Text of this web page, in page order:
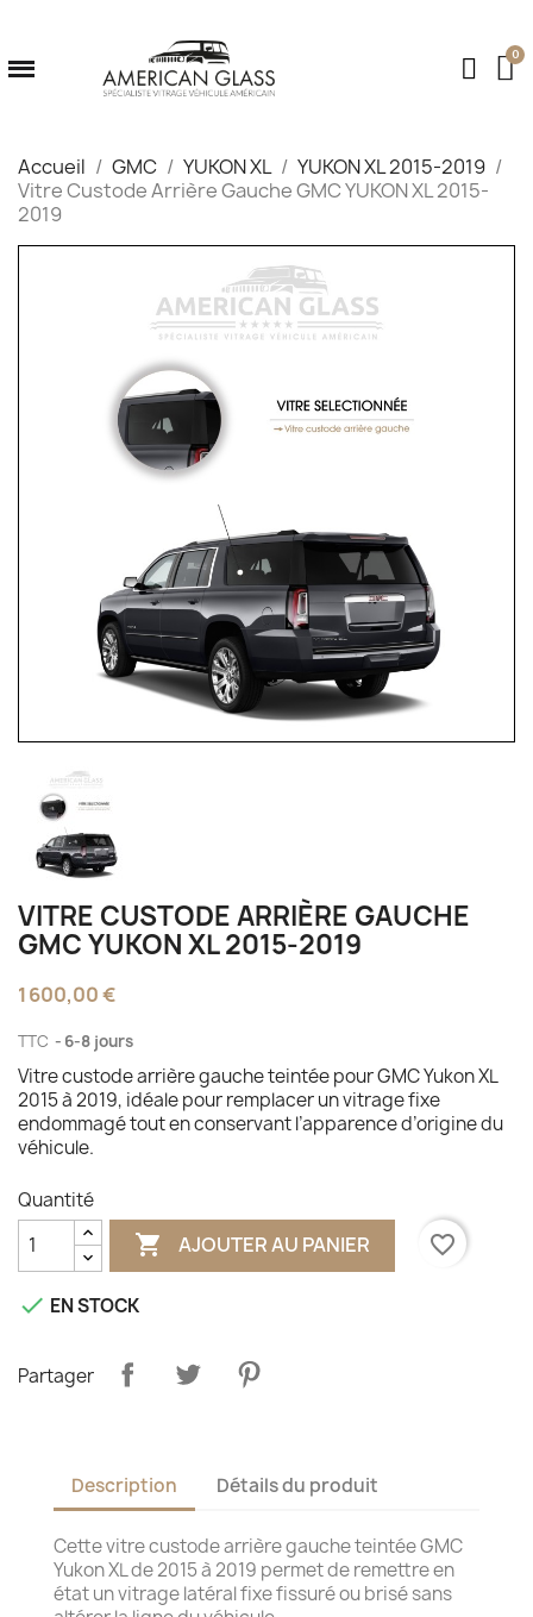
Accueil GMC YUKON XL
YUKON XL 2015-2019
Vitre Custode Arrière Gauche GMC YUKON XL 2015-
2019
VITRE CUSTODE ARRIÈRE GAUCHE
GMC YUKON XL 2015-2019
1 600,00 €
TTC 6-8 jours
Vitre custode arrière gauche teintée pour GMC Yukon XL
2015 à 2019, idéale pour remplacer un vitrage fixe
endommagé tout en conservant l’apparence d’origine du
véhicule.
Quantité
 AJOUTER AU PANIER favorite_border
 EN STOCK
Partager
Description Détails du produit
Cette vitre custode arrière gauche teintée GMC
Yukon XL de 2015 à 2019 permet de remettre en
état un vitrage latéral fixe fissuré ou brisé sans